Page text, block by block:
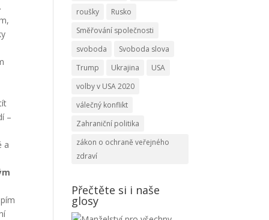
–
a
roušky
Rusko
Směřování společnosti
svoboda
Svoboda slova
Trump
Ukrajina
USA
volby v USA 2020
válečný konflikt
Zahraniční politika
zákon o ochraně veřejného
zdraví
Přečtěte si i naše
glosy